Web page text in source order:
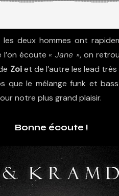
deux hommes ont
écoute « Jane », on
Zoiet de l’autre les lead très
que le mélange funk et
notre plus grand plaisir.
Bonne écoute !